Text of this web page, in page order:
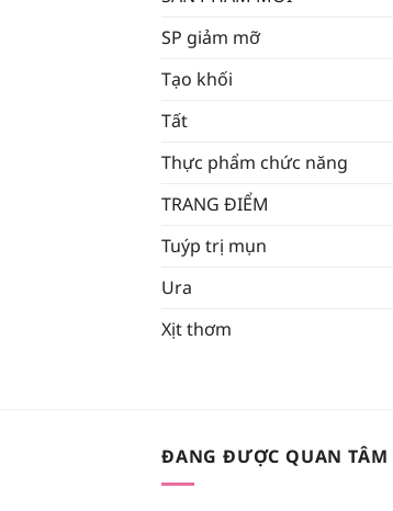
SP giảm mỡ
Tạo khối
Tất
Thực phẩm chức năng
TRANG ĐIỂM
Tuýp trị mụn
Ura
Xịt thơm
ĐANG ĐƯỢC QUAN TÂM